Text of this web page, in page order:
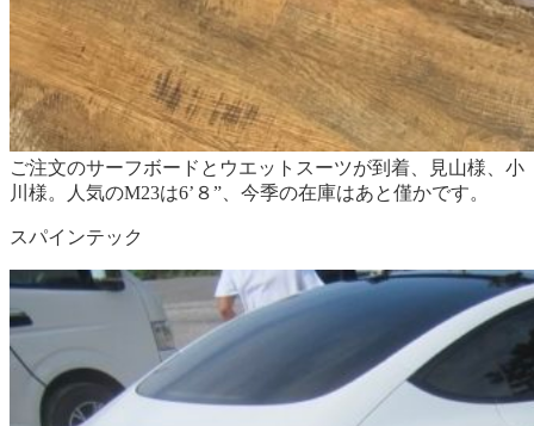
ご注文のサーフボードとウエットスーツが到着、見山様、小
川様。
人気のM23は6’８”、今季の在庫はあと僅かです。
スパインテック